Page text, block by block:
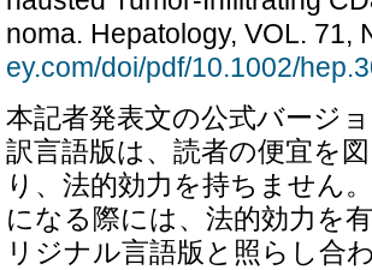
noma. Hepatology, VOL. 71,
ey.com/doi/pdf/10.1002/
本記者発表文の公式バージ
訳言語版は、読者の便宜を
り、法的効力を持ちません
になる際には、法的効力を
リジナル言語版と照らし合